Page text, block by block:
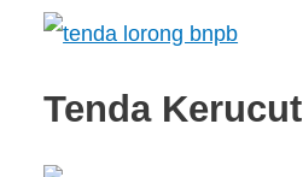
Tenda Kerucut